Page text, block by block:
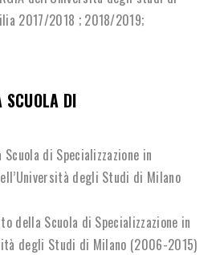
2017/2018 ;2018/2019;
SCUOLA DI
di Specializzazione in
’Università degli Studi di Milano
della Scuola di Specializzazione in
à degli Studi di Milano (2006-2015)